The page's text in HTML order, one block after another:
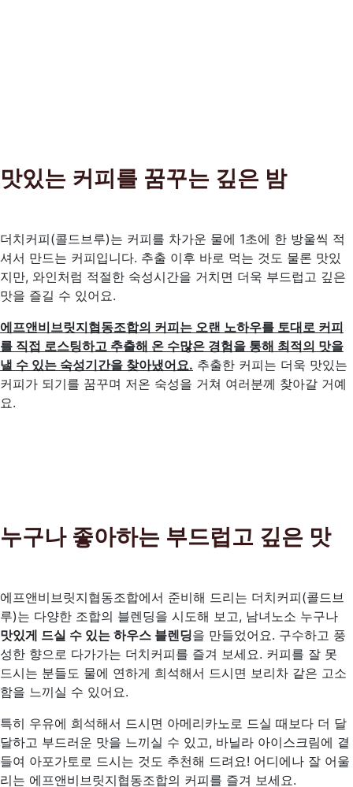
맛있는 커피를 꿈꾸는 깊은 밤
더치커피(콜드브루)는 커피를 차가운 물에 1초에 한 방울씩 적
셔서 만드는 커피입니다. 추출 이후 바로 먹는 것도 물론 맛있
지만, 와인처럼 적절한 숙성시간을 거치면 더욱 부드럽고 깊은
맛을 즐길 수 있어요.
에프앤비브릿지협동조합의 커피는 오랜 노하우를 토대로 커피
를 직접 로스팅하고 추출해 온 수많은 경험을 통해 최적의 맛을
낼 수 있는 숙성기간을 찾아냈어요. 추출한 커피는 더욱 맛있는
커피가 되기를 꿈꾸며 저온 숙성을 거쳐 여러분께 찾아갈 거예
요.
누구나 좋아하는 부드럽고 깊은 맛
에프앤비브릿지협동조합에서 준비해 드리는 더치커피(콜드브
루)는 다양한 조합의 블렌딩을 시도해 보고, 남녀노소 누구나
맛있게 드실 수 있는 하우스 블렌딩을 만들었어요. 구수하고 풍
성한 향으로 다가가는 더치커피를 즐겨 보세요. 커피를 잘 못
드시는 분들도 물에 연하게 희석해서 드시면 보리차 같은 고소
함을 느끼실 수 있어요.
특히 우유에 희석해서 드시면 아메리카노로 드실 때보다 더 달
달하고 부드러운 맛을 느끼실 수 있고, 바닐라 아이스크림에 곁
들여 아포가토로 드시는 것도 추천해 드려요! 어디에나 잘 어울
리는 에프앤비브릿지협동조합의 커피를 즐겨 보세요.